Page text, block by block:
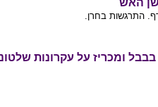
האש
התרגשות בחרן.
ומכריז על עקרונות